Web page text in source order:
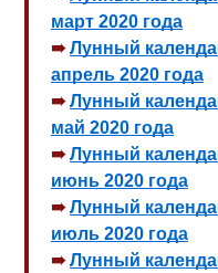
март 2020 года
Лунный
апрель 2020 года
Лунный
май 2020 года
Лунный
июнь 2020 года
Лунный
июль 2020 года
Лунный